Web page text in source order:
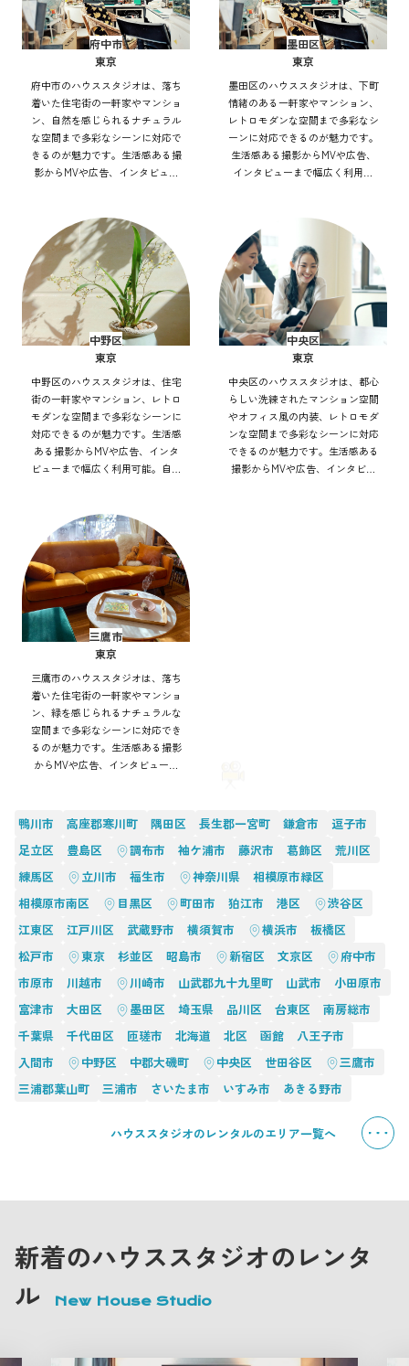
府中市
東京
府中市のハウススタジオは、落ち
着いた住宅街の一軒家やマンショ
ン、自然を感じられるナチュラル
な空間まで多彩なシーンに対応で
きるのが魅力です。生活感ある撮
影からMVや広告、インタビュー
セス良好で効率的にバリエーショ
ン豊かな撮影を実現できます。
墨田区
東京
墨田区のハウススタジオは、下町
情緒のある一軒家やマンション、
レトロモダンな空間まで多彩なシ
ーンに対応できるのが魅力です。
生活感ある撮影からMVや広告、
インタビューまで幅広く利用可
にバリエーション豊かな撮影を実
中野区
東京
中野区のハウススタジオは、住宅
街の一軒家やマンション、レトロ
モダンな空間まで多彩なシーンに
対応できるのが魅力です。生活感
ある撮影からMVや広告、インタ
ビューまで幅広く利用可能。自然
ション豊かな撮影を実現できま
す。
中央区
東京
中央区のハウススタジオは、都心
らしい洗練されたマンション空間
やオフィス風の内装、レトロモダ
ンな空間まで多彩なシーンに対応
できるのが魅力です。生活感ある
撮影からMVや広告、インタビュ
三鷹市
東京
三鷹市のハウススタジオは、落ち
着いた住宅街の一軒家やマンショ
ン、緑を感じられるナチュラルな
空間まで多彩なシーンに対応でき
るのが魅力です。生活感ある撮影
からMVや広告、インタビューま
ス良好で効率的にバリエーション
豊かな撮影を実現できます。
鴨川市 高座郡寒川町 隅田区 長生郡一宮町 鎌倉市
逗子市
足立区
豊島区 調布市 袖ケ浦市 藤沢市 葛飾区
荒川区
練馬区
立川市 福生市 神奈川県
相模原市緑区
相模原市南区
目黒区 町田市 狛江市 港区
渋谷区
江東区
江戸川区 武蔵野市 横須賀市 横浜市
板橋区
松戸市
東京 杉並区 昭島市 新宿区 文京区
府中市
市原市
川越市 川崎市 山武郡九十九里町 山武市
小田原市
富津市
大田区 墨田区 埼玉県 品川区 台東区
南房総市
千葉県
千代田区 匝瑳市 北海道 北区 函館
八王子市
入間市
中野区 中郡大磯町 中央区 世田谷区
三鷹市
三浦郡葉山町
三浦市 さいたま市 いすみ市 あきる野市
ハウススタジオのレンタルのエリア一覧へ
新着のハウススタジオのレンタ
ル
New House Studio